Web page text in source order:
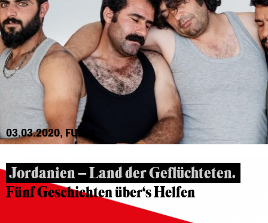
03.03.2020, FULDA
Jordanien – Land der Geflüchteten.
Fünf Geschichten über‘s Helfen